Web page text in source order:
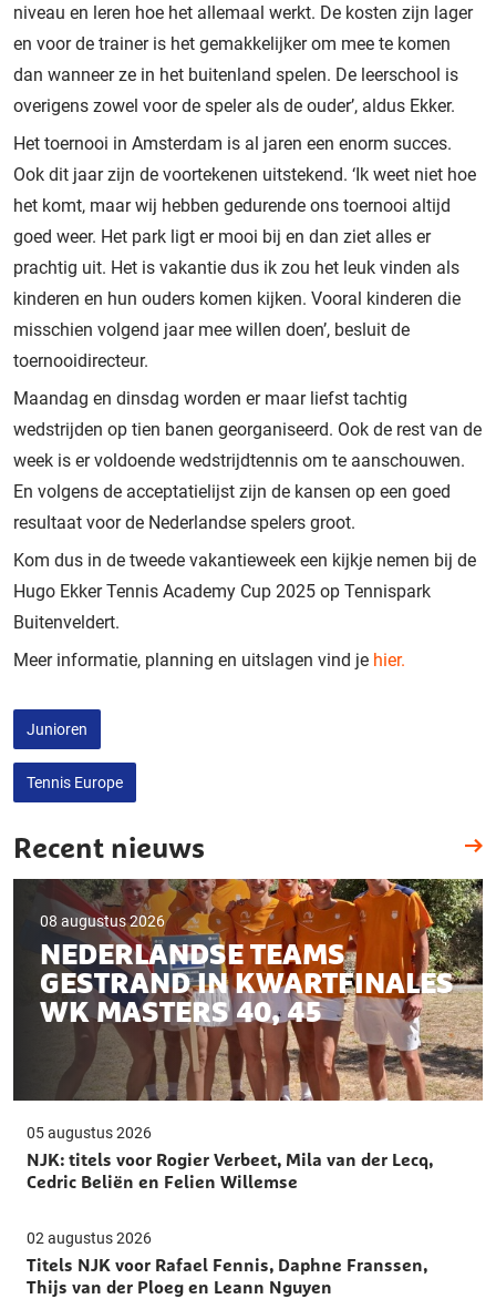
niveau en leren hoe het allemaal werkt. De kosten zijn lager
en voor de trainer is het gemakkelijker om mee te komen
dan wanneer ze in het buitenland spelen. De leerschool is
overigens zowel voor de speler als de ouder’, aldus Ekker.
Het toernooi in Amsterdam is al jaren een enorm succes.
Ook dit jaar zijn de voortekenen uitstekend. ‘Ik weet niet hoe
het komt, maar wij hebben gedurende ons toernooi altijd
goed weer. Het park ligt er mooi bij en dan ziet alles er
prachtig uit. Het is vakantie dus ik zou het leuk vinden als
kinderen en hun ouders komen kijken. Vooral kinderen die
misschien volgend jaar mee willen doen’, besluit de
toernooidirecteur.
Maandag en dinsdag worden er maar liefst tachtig
wedstrijden op tien banen georganiseerd. Ook de rest van de
week is er voldoende wedstrijdtennis om te aanschouwen.
En volgens de acceptatielijst zijn de kansen op een goed
resultaat voor de Nederlandse spelers groot.
Kom dus in de tweede vakantieweek een kijkje nemen bij de
Hugo Ekker Tennis Academy Cup 2025 op Tennispark
Buitenveldert.
Meer informatie, planning en uitslagen vind je hier.
Junioren
Tennis Europe
Recent nieuws
08 augustus 2026
NEDERLANDSE TEAMS
GESTRAND IN KWARTFINALES
WK MASTERS 40, 45
05 augustus 2026
NJK: titels voor Rogier Verbeet, Mila van der Lecq,
Cedric Beliën en Felien Willemse
02 augustus 2026
Titels NJK voor Rafael Fennis, Daphne Franssen,
Thijs van der Ploeg en Leann Nguyen